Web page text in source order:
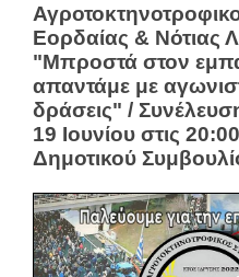
Εορδαίας & Νότιας
"Μπροστά στον
απαντάμε με
δράσεις" /
19 Ιουνίου στις
Δημοτικού